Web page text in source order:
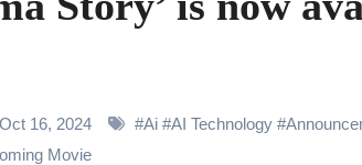
Deshmukh, Aparshakti Khurana to
Oct 16, 2024 #Ai #AI Technology #
Movie